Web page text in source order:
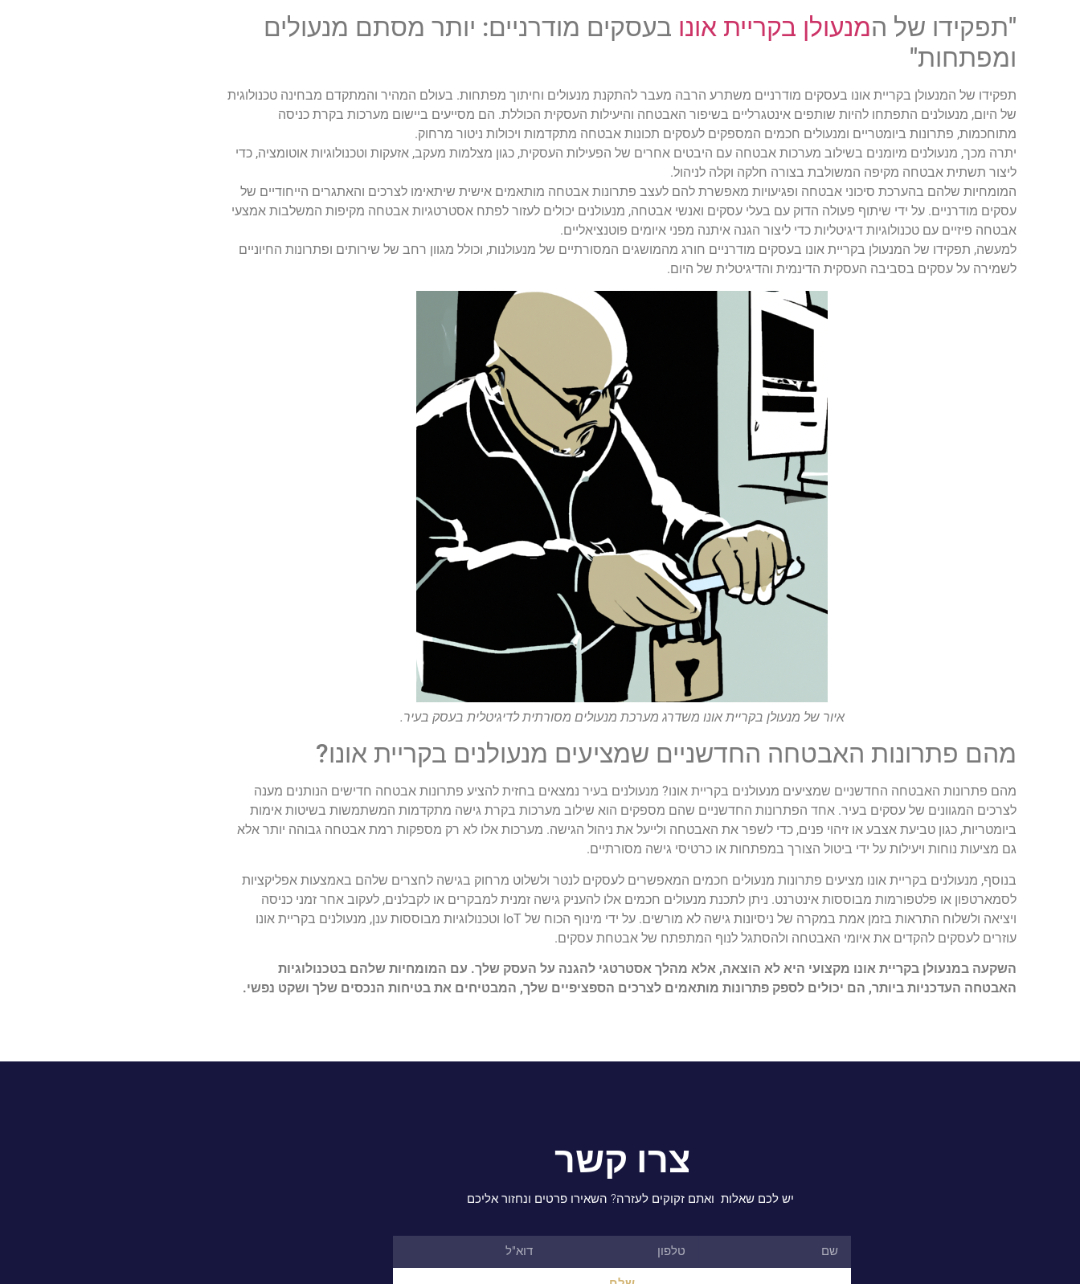
"תפקידו של המנעולן בקריית אונו בעסקים מודרניים: יותר מסתם מנעולים
ומפתחות"
תפקידו של המנעולן בקריית אונו בעסקים מודרניים משתרע הרבה מעבר להתקנת מנעולים וחיתוך מפתחות. בעולם המהיר והמתקדם מבחינה טכנולוגית
של היום, מנעולנים התפתחו להיות שותפים אינטגרליים בשיפור האבטחה והיעילות העסקית הכוללת. הם מסייעים ביישום מערכות בקרת כניסה
מתוחכמות, פתרונות ביומטריים ומנעולים חכמים המספקים לעסקים תכונות אבטחה מתקדמות ויכולות ניטור מרחוק.
יתרה מכך, מנעולנים מיומנים בשילוב מערכות אבטחה עם היבטים אחרים של הפעילות העסקית, כגון מצלמות מעקב, אזעקות וטכנולוגיות אוטומציה, כדי
ליצור תשתית אבטחה מקיפה המשולבת בצורה חלקה וקלה לניהול.
המומחיות שלהם בהערכת סיכוני אבטחה ופגיעויות מאפשרת להם לעצב פתרונות אבטחה מותאמים אישית שיתאימו לצרכים והאתגרים הייחודיים של
עסקים מודרניים. על ידי שיתוף פעולה הדוק עם בעלי עסקים ואנשי אבטחה, מנעולנים יכולים לעזור לפתח אסטרטגיות אבטחה מקיפות המשלבות אמצעי
אבטחה פיזיים עם טכנולוגיות דיגיטליות כדי ליצור הגנה איתנה מפני איומים פוטנציאליים.
למעשה, תפקידו של המנעולן בקריית אונו בעסקים מודרניים חורג מהמושגים המסורתיים של מנעולנות, וכולל מגוון רחב של שירותים ופתרונות החיוניים
לשמירה על עסקים בסביבה העסקית הדינמית והדיגיטלית של היום.
איור של מנעולן בקריית אונו משדרג מערכת מנעולים מסורתית לדיגיטלית בעסק בעיר.
מהם פתרונות האבטחה החדשניים שמציעים מנעולנים בקריית אונו?
מהם פתרונות האבטחה החדשניים שמציעים מנעולנים בקריית אונו? מנעולנים בעיר נמצאים בחזית להציע פתרונות אבטחה חדישים הנותנים מענה
לצרכים המגוונים של עסקים בעיר. אחד הפתרונות החדשניים שהם מספקים הוא שילוב מערכות בקרת גישה מתקדמות המשתמשות בשיטות אימות
ביומטריות, כגון טביעת אצבע או זיהוי פנים, כדי לשפר את האבטחה ולייעל את ניהול הגישה. מערכות אלו לא רק מספקות רמת אבטחה גבוהה יותר אלא
גם מציעות נוחות ויעילות על ידי ביטול הצורך במפתחות או כרטיסי גישה מסורתיים.
בנוסף, מנעולנים בקריית אונו מציעים פתרונות מנעולים חכמים המאפשרים לעסקים לנטר ולשלוט מרחוק בגישה לחצרים שלהם באמצעות אפליקציות
לסמארטפון או פלטפורמות מבוססות אינטרנט. ניתן לתכנת מנעולים חכמים אלו להעניק גישה זמנית למבקרים או לקבלנים, לעקוב אחר זמני כניסה
ויציאה ולשלוח התראות בזמן אמת במקרה של ניסיונות גישה לא מורשים. על ידי מינוף הכוח של IoT וטכנולוגיות מבוססות ענן, מנעולנים בקריית אונו
עוזרים לעסקים להקדים את איומי האבטחה ולהסתגל לנוף המתפתח של אבטחת עסקים.
השקעה במנעולן בקריית אונו מקצועי היא לא הוצאה, אלא מהלך אסטרטגי להגנה על העסק שלך. עם המומחיות שלהם בטכנולוגיות
האבטחה העדכניות ביותר, הם יכולים לספק פתרונות מותאמים לצרכים הספציפיים שלך, המבטיחים את בטיחות הנכסים שלך ושקט נפשי.
צרו קשר
יש לכם שאלות ואתם זקוקים לעזרה? השאירו פרטים ונחזור אליכם